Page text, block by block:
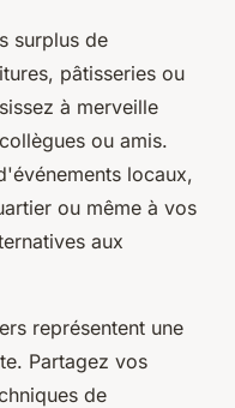
surplus de
pâtisseries ou
à merveille
ou amis.
locaux,
ou même à vos
aux
représentent une
Partagez vos
de